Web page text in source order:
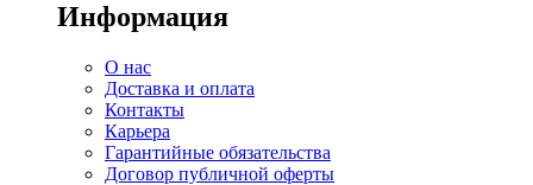
Информация
О нас
Доставка и оплата
Контакты
Карьера
Гарантийные обязательства
Договор публичной оферты